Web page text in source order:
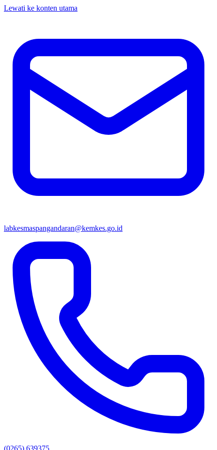
Lewati ke konten utama
labkesmaspangandaran@kemkes.go.id
(0265) 639375